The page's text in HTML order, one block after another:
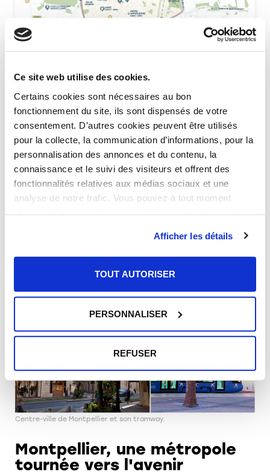
Ce site web utilise des cookies.
Certains cookies sont nécessaires au bon
fonctionnement du site, ils sont dispensés de votre
consentement. D’autres cookies peuvent être utilisés
pour la collecte, la communication d’informations, pour la
personnalisation des annonces et du contenu, la
connaissance et le suivi des visiteurs et offrent des
fonctionnalités relatives aux médias sociaux et une
analyse de notre trafic. Vous pouvez à tout moment
Afficher les détails
TOUT AUTORISER
PERSONNALISER
REFUSER
Transports depuis Montpellier
· Accès A9, A709 et A75
·À 10 min de l’aéroport en voiture
de Paris, à 1h35 de Lyon et à 2h30 de
Barcelone
4 lignes de tramway
Centre-ville de Montpellier et son tramway.
Montpellier, une métropole
tournée vers l'avenir​